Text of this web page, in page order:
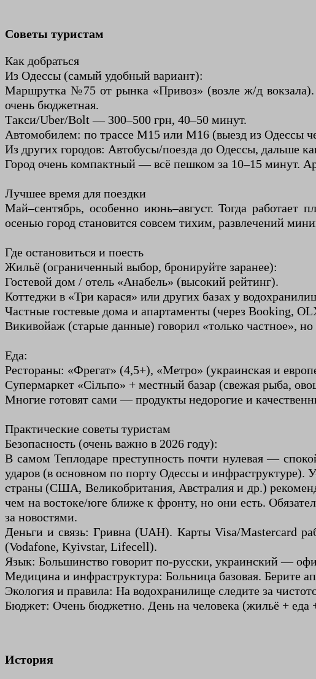
Советы туристам
Как добраться
Из Одессы (самый удобный вариант):
Маршрутка №75 от рынка «Привоз» (возле ж/д
очень бюджетная.
Такси/Uber/Bolt — 300–500 грн, 40–50 минут.
Автомобилем: по трассе М15 или М16 (выезд из Одессы
Из других городов: Автобусы/поезда до Одессы, дальше
Город очень компактный — всё пешком за 10–15 минут.
Лучшее время для поездки
Май–сентябрь, особенно июнь–август. Тогда
осенью город становится совсем тихим, развлечений
Где остановиться и поесть
Жильё (ограниченный выбор, бронируйте заранее):
Гостевой дом / отель «Анабель» (высокий рейтинг).
Коттеджи в «Три карася» или других базах у
Частные гостевые дома и апартаменты (через Booking,
Викивойаж (старые данные) говорил «только частное»,
Еда:
Рестораны: «Фрегат» (4,5+), «Метро» (украинская и
Супермаркет «Сільпо» + местный базар (свежая рыба,
Многие готовят сами — продукты недорогие и
Практические советы туристам
Безопасность (очень важно в 2026 году):
В самом Теплодаре преступность почти нулевая —
ударов (в основном по порту Одессы и инфраструктуре).
страны (США, Великобритания, Австралия и др.)
чем на востоке/юге ближе к фронту, но они есть.
за новостями.
Деньги и связь: Гривна (UAH). Карты Visa/Mastercard
(Vodafone, Kyivstar, Lifecell).
Язык: Большинство говорит по-русски, украинский —
Медицина и инфраструктура: Больница базовая. Берите
Экология и правила: На водохранилище следите за
Бюджет: Очень бюджетно. День на человека (жильё + еда
История